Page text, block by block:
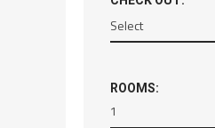
ROOMS:
1